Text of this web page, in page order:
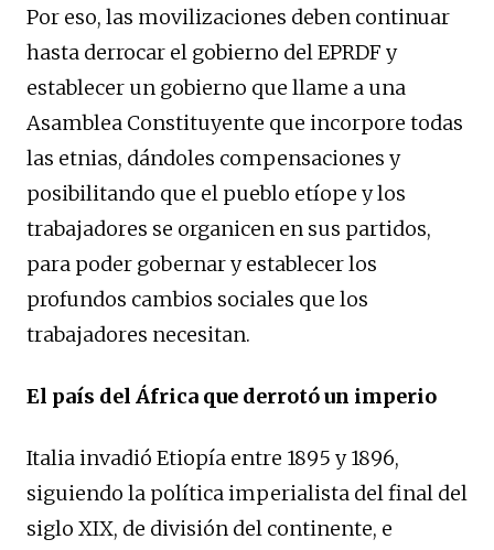
Por eso, las movilizaciones deben continuar
hasta derrocar el gobierno del EPRDF y
establecer un gobierno que llame a una
Asamblea Constituyente que incorpore todas
las etnias, dándoles compensaciones y
posibilitando que el pueblo etíope y los
trabajadores se organicen en sus partidos,
para poder gobernar y establecer los
profundos cambios sociales que los
trabajadores necesitan.
El país del África que derrotó un imperio
Italia invadió Etiopía entre 1895 y 1896,
siguiendo la política imperialista del final del
siglo XIX, de división del continente, e